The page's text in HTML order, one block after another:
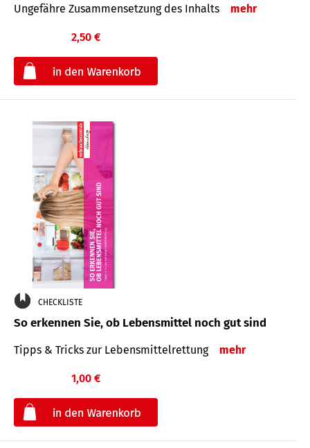
Ungefähre Zusammensetzung des Inhalts mehr
2,50 €
CHECKLISTE
So erkennen Sie, ob Lebensmittel noch gut sind
Tipps & Tricks zur Lebensmittelrettung mehr
1,00 €